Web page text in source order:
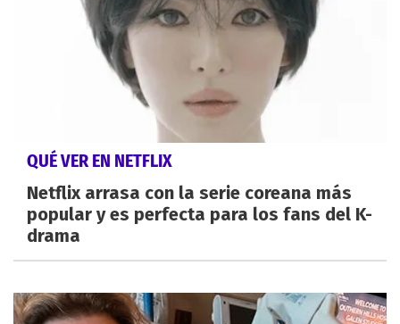
QUÉ VER EN NETFLIX
Netflix arrasa con la serie coreana más
popular y es perfecta para los fans del K-
drama